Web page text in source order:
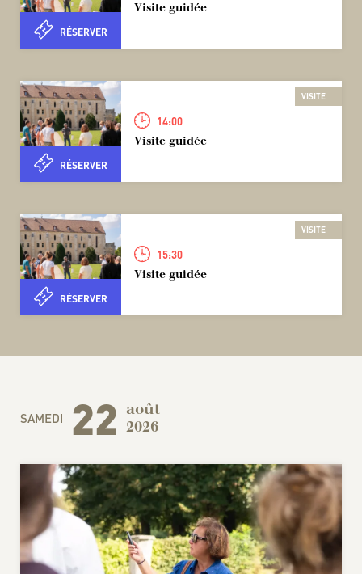
RÉSERVER
Visite guidée
RÉSERVER
14:00
VISITE
Visite guidée
RÉSERVER
15:30
VISITE
Visite guidée
SAMEDI 22 août
2026